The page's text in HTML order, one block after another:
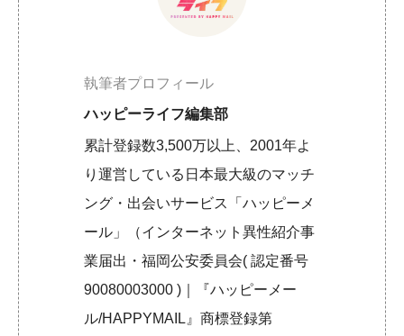
執筆者プロフィール
ハッピーライフ編集部
累計登録数3,500万以上、2001年よ
り運営している日本最大級のマッチ
ング・出会いサービス「ハッピーメ
ール」（インターネット異性紹介事
業届出・福岡公安委員会( 認定番号
90080003000 )｜『ハッピーメー
ル/HAPPYMAIL』商標登録第